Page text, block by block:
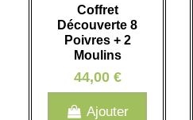
Coffret
Découverte 8
Poivres + 2
Moulins
44,00 €
Ajouter